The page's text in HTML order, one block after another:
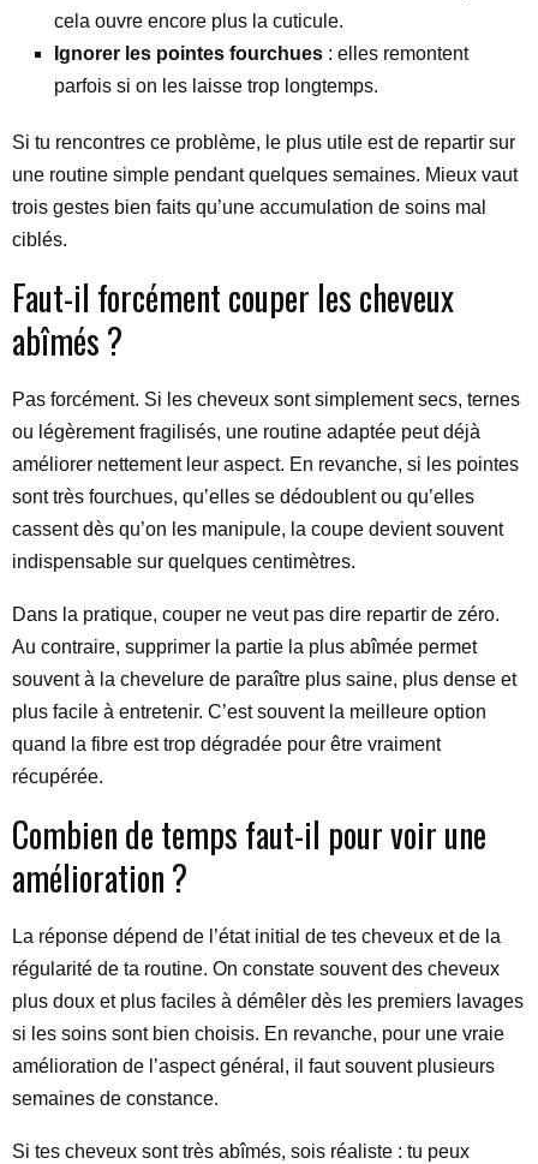
cela ouvre encore plus la cuticule.
Ignorer les pointes fourchues : elles remontent
parfois si on les laisse trop longtemps.
Si tu rencontres ce problème, le plus utile est de repartir sur
une routine simple pendant quelques semaines. Mieux vaut
trois gestes bien faits qu’une accumulation de soins mal
ciblés.
Faut-il forcément couper les cheveux
abîmés ?
Pas forcément. Si les cheveux sont simplement secs, ternes
ou légèrement fragilisés, une routine adaptée peut déjà
améliorer nettement leur aspect. En revanche, si les pointes
sont très fourchues, qu’elles se dédoublent ou qu’elles
cassent dès qu’on les manipule, la coupe devient souvent
indispensable sur quelques centimètres.
Dans la pratique, couper ne veut pas dire repartir de zéro.
Au contraire, supprimer la partie la plus abîmée permet
souvent à la chevelure de paraître plus saine, plus dense et
plus facile à entretenir. C’est souvent la meilleure option
quand la fibre est trop dégradée pour être vraiment
récupérée.
Combien de temps faut-il pour voir une
amélioration ?
La réponse dépend de l’état initial de tes cheveux et de la
régularité de ta routine. On constate souvent des cheveux
plus doux et plus faciles à démêler dès les premiers lavages
si les soins sont bien choisis. En revanche, pour une vraie
amélioration de l’aspect général, il faut souvent plusieurs
semaines de constance.
Si tes cheveux sont très abîmés, sois réaliste : tu peux